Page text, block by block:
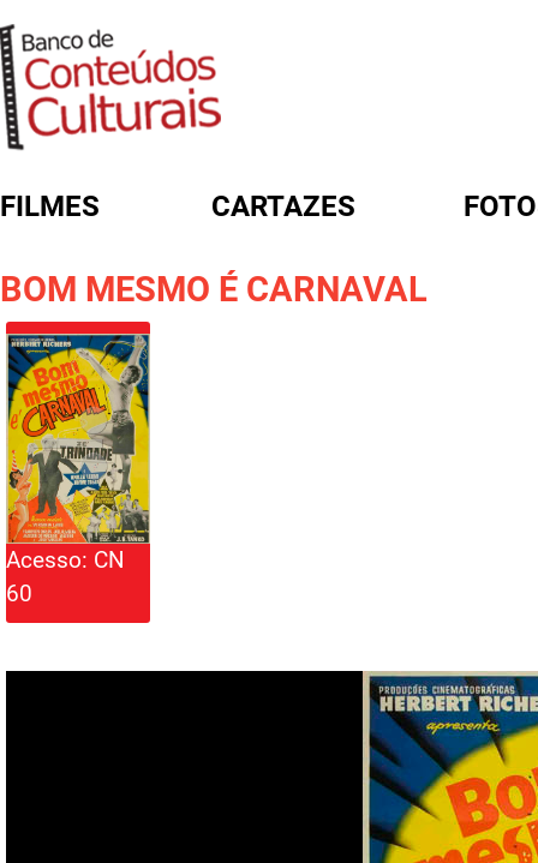
FILMES CARTAZES
BOM MESMO É CARNAVAL
Acesso: CN
60
FORMULÁRIO DE BUSCA